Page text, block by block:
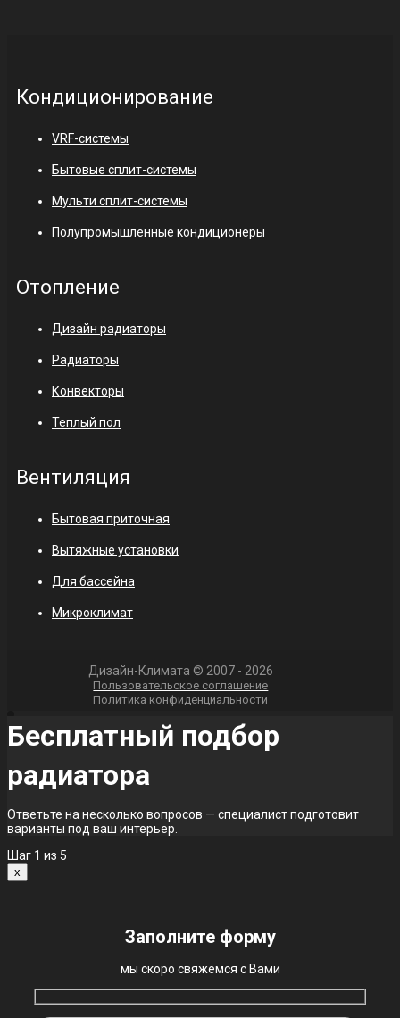
Кондиционирование
VRF-системы
Бытовые сплит-системы
Мульти сплит-системы
Полупромышленные кондиционеры
Отопление
Дизайн радиаторы
Радиаторы
Конвекторы
Теплый пол
Вентиляция
Бытовая приточная
Вытяжные установки
Для бассейна
Микроклимат
Дизайн-Климата © 2007 - 2026
Пользовательское соглашение
Политика конфиденциальности
Бесплатный подбор
радиатора
Ответьте на несколько вопросов — специалист подготовит
варианты под ваш интерьер.
Шаг 1 из 5
x
Заполните форму
мы скоро свяжемся с Вами